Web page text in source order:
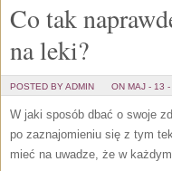
Co tak
na leki?
POSTED BY ADMIN ON MAJ - 13
W jaki sposób dbać o swoje
po zaznajomieniu się z tym
mieć na uwadze, że w